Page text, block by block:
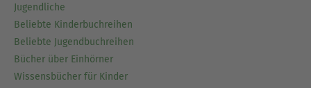
Jugendliche
Beliebte Kinderbuchreihen
Beliebte Jugendbuchreihen
Bücher über Einhörner
Wissensbücher für Kinder